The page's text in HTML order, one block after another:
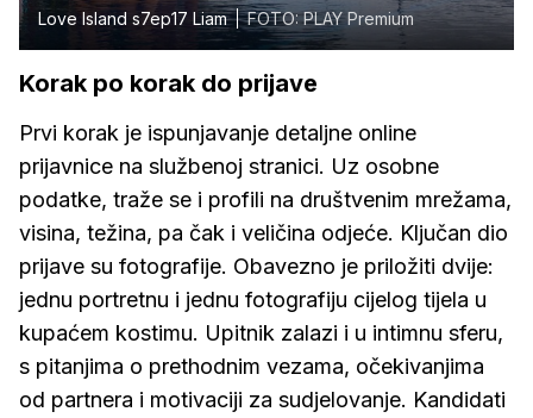
Love Island s7ep17 Liam FOTO: PLAY Premium
Korak po korak do prijave
Prvi korak je ispunjavanje detaljne online
prijavnice na službenoj stranici. Uz osobne
podatke, traže se i profili na društvenim mrežama,
visina, težina, pa čak i veličina odjeće. Ključan dio
prijave su fotografije. Obavezno je priložiti dvije:
jednu portretnu i jednu fotografiju cijelog tijela u
kupaćem kostimu. Upitnik zalazi i u intimnu sferu,
s pitanjima o prethodnim vezama, očekivanjima
od partnera i motivaciji za sudjelovanje. Kandidati